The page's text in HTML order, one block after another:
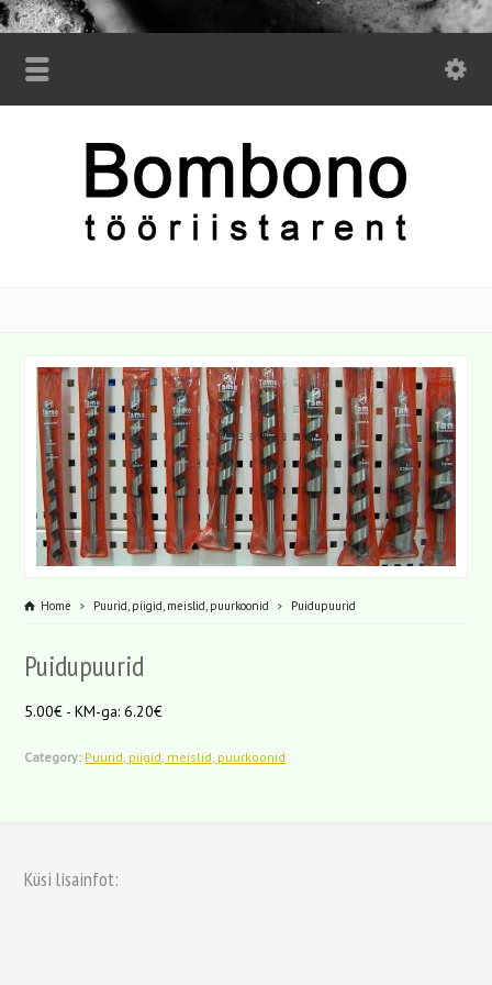
Home Puurid, piigid, meislid, puurkoonid Puidupuurid
Puidupuurid
5.00€ - KM-ga: 6.20€
Category: Puurid, piigid, meislid, puurkoonid
Küsi lisainfot: